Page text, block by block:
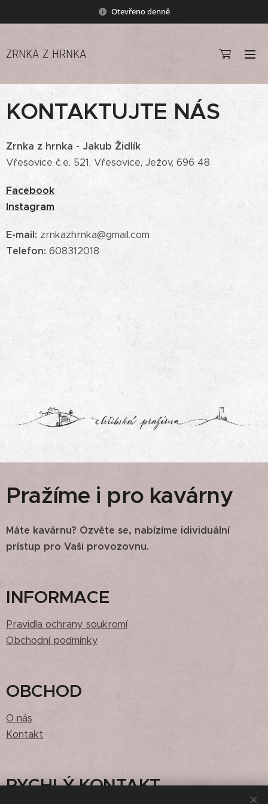
Otevřeno denně
ZRNKA Z HRNKA
KONTAKTUJTE NÁS
Zrnka z hrnka - Jakub Židlík
Vřesovice č.e. 521, Vřesovice, Ježov, 696 48
Facebook
Instagram
E-mail: zrnkazhrnka@gmail.com
Telefon: 608312018
Pražíme i pro kavárny
Máte kavárnu? Ozvěte se, nabízíme idividuální
prístup pro Vaši provozovnu.
INFORMACE
Pravidla ochrany soukromí
Obchodní podmínky
OBCHOD
O nás
Kontakt
RYCHLÝ KONTAKT